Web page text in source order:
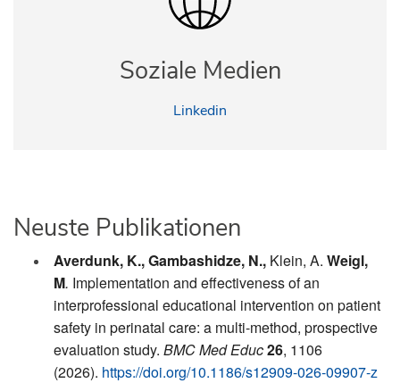
Soziale Medien
Linkedin
Neuste Publikationen
Averdunk, K., Gambashidze, N., Klein, A. Weigl,
M. Implementation and effectiveness of an
interprofessional educational intervention on patient
safety in perinatal care: a multi-method, prospective
evaluation study. BMC Med Educ26, 1106
(2026). https://doi.org/10.1186/s12909-026-09907-z